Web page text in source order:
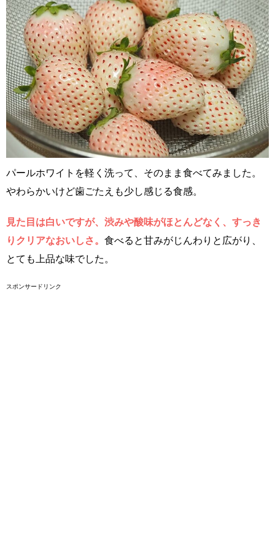
パールホワイトを軽く洗って、そのまま食べてみました。
やわらかいけど歯ごたえも少し感じる食感。
見た目は白いですが、渋みや酸味がほとんどなく、すっき
りクリアなおいしさ。 食べると甘みがじんわりと広がり、
とても上品な味でした。
スポンサードリンク